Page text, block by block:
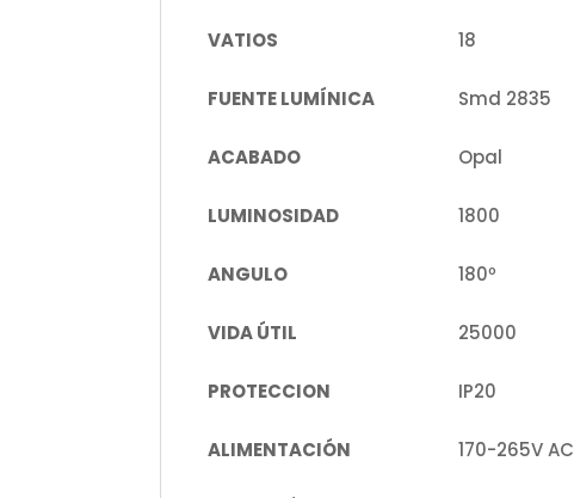
VATIOS 18
FUENTE LUMÍNICA Smd 2835
ACABADO Opal
LUMINOSIDAD 1800
ANGULO 180º
VIDA ÚTIL 25000
PROTECCION IP20
ALIMENTACIÓN 170-265V AC